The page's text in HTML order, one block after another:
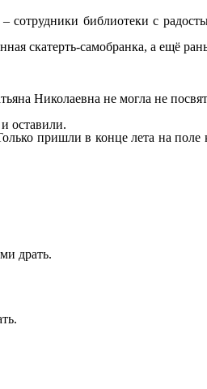
сотрудники библиотеки с
скатерть-самобранка, а ещё
Николаевна не могла не
оставили.
пришли в конце лета на
драть.